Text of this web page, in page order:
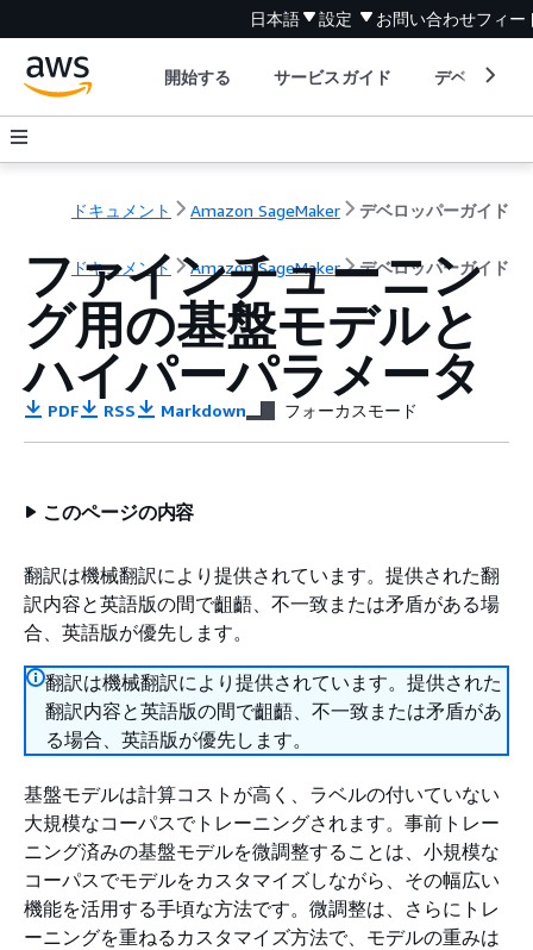
日本語 設定 お問い合わせフィー
開始する サービスガイド デベロッパ
ドキュメント Amazon SageMaker デベロッパーガイド
ドキュメント Amazon SageMaker デベロッパーガイド
ファインチューニン
グ用の基盤モデルと
ハイパーパラメータ
PDF RSS Markdown フォーカスモード
このページの内容
翻訳は機械翻訳により提供されています。提供された翻
訳内容と英語版の間で齟齬、不一致または矛盾がある場
合、英語版が優先します。
翻訳は機械翻訳により提供されています。提供された
翻訳内容と英語版の間で齟齬、不一致または矛盾があ
る場合、英語版が優先します。
基盤モデルは計算コストが高く、ラベルの付いていない
大規模なコーパスでトレーニングされます。事前トレー
ニング済みの基盤モデルを微調整することは、小規模な
コーパスでモデルをカスタマイズしながら、その幅広い
機能を活用する手頃な方法です。微調整は、さらにトレ
ーニングを重ねるカスタマイズ方法で、モデルの重みは